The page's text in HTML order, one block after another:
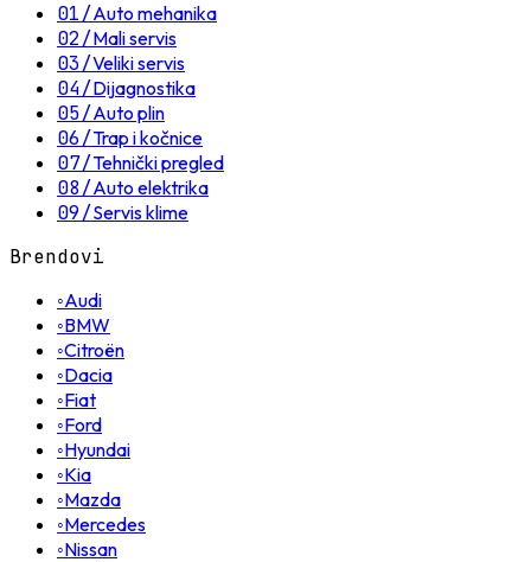
01/Auto mehanika
02/Mali servis
03/Veliki servis
04/Dijagnostika
05/Auto plin
06/Trap i kočnice
07/Tehnički pregled
08/Auto elektrika
09/Servis klime
Brendovi
◦Audi
◦BMW
◦Citroën
◦Dacia
◦Fiat
◦Ford
◦Hyundai
◦Kia
◦Mazda
◦Mercedes
◦Nissan